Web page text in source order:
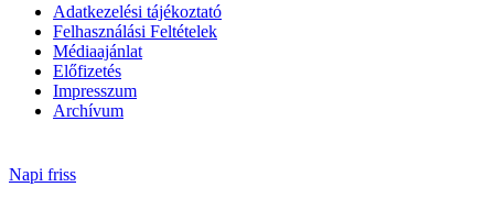
Adatkezelési tájékoztató
Felhasználási Feltételek
Médiaajánlat
Előfizetés
Impresszum
Archívum
Napi friss